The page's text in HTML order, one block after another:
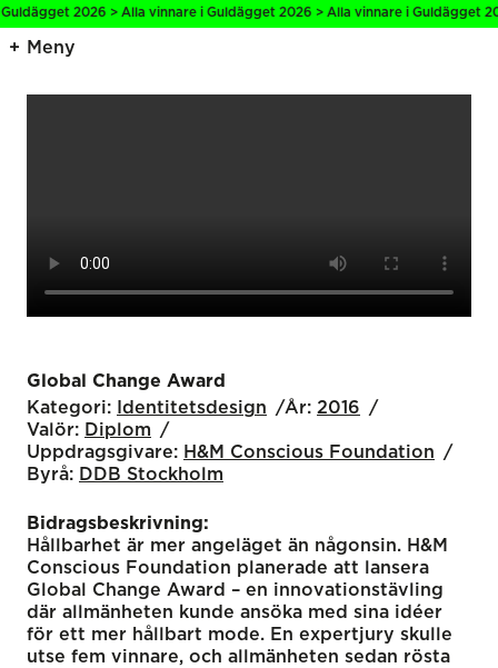
2026 > Alla vinnare i Guldägget 2026 > Alla vinnare i Guldägget
Meny
Global Change Award
Kategori:
Identitetsdesign År: 2016
Valör: Diplom
Uppdragsgivare: H&M Conscious Foundation
Byrå: DDB Stockholm
Bidragsbeskrivning:
Hållbarhet är mer angeläget än någonsin. H&M
Conscious Foundation planerade att lansera
Global Change Award – en innovationstävling
där allmänheten kunde ansöka med sina idéer
för ett mer hållbart mode. En expertjury skulle
utse fem vinnare, och allmänheten sedan rösta